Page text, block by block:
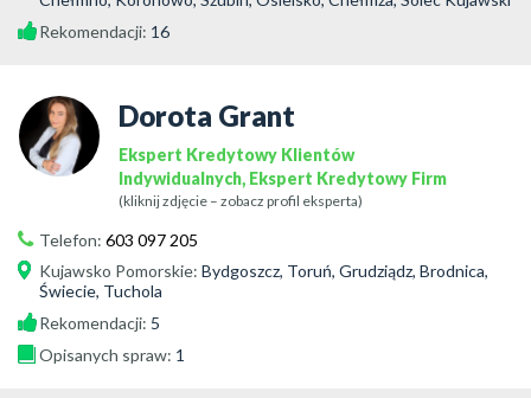
Rekomendacji: 16
Dorota Grant
Ekspert Kredytowy Klientów
Indywidualnych, Ekspert Kredytowy Firm
(kliknij zdjęcie – zobacz profil eksperta)
Telefon: 603 097 205
Kujawsko Pomorskie: Bydgoszcz, Toruń, Grudziądz, Brodnica,
Świecie, Tuchola
Rekomendacji: 5
Opisanych spraw: 1